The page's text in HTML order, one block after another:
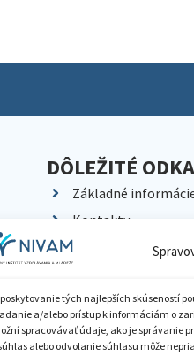
tých najlepších skúseností
a/alebo prístup k informáciám o
spracovávať údaje, ako je správanie
alebo odvolanie súhlasu môže
DÔLEŽITÉ
Základné
Kontakty
Kariéra
Pracoviská NIVaM
Dokumenty
Knižnica